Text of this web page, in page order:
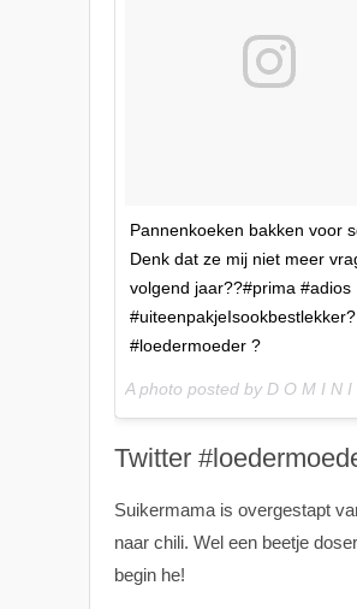
Pannenkoeken bakken voor
Denk dat ze mij niet meer
volgend jaar??#prima #adios
#uiteenpakjeIsookbestlekker?
#loedermoeder ?
Twitter
Suikermama is overgestapt
naar chili. Wel een beetje
begin he!